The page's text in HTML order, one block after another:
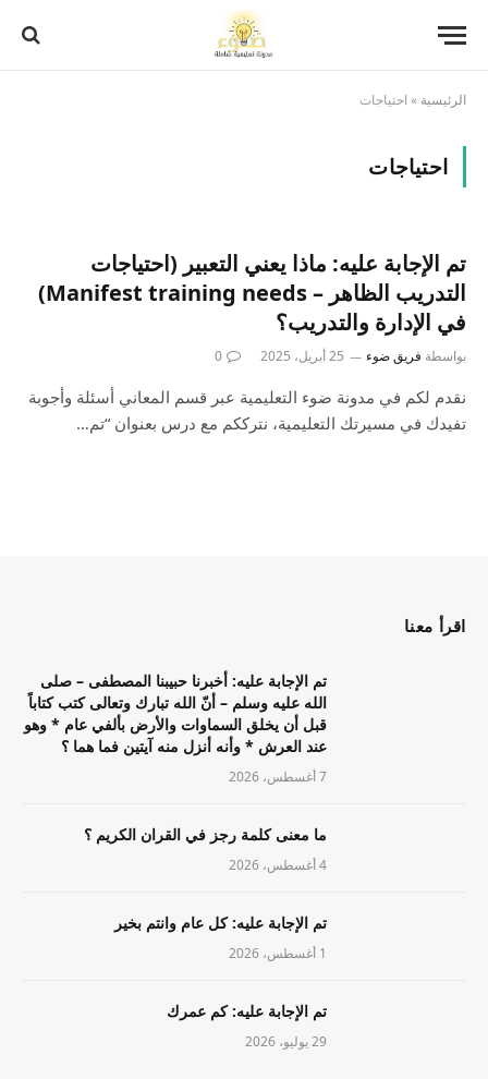
الرئيسية » احتياجات
احتياجات
تم الإجابة عليه: ماذا يعني التعبير (احتياجات
التدريب الظاهر – Manifest training needs)
في الإدارة والتدريب؟
بواسطة فريق ضوء 25 أبريل، 2025 0
نقدم لكم في مدونة ضوء التعليمية عبر قسم المعاني أسئلة وأجوبة
تفيدك في مسيرتك التعليمية، نترككم مع درس بعنوان “تم…
اقرأ معنا
تم الإجابة عليه: أخبرنا حبيبنا المصطفى – صلى
الله عليه وسلم – أنّ الله تبارك وتعالى كتب كتاباً
قبل أن يخلق السماوات والأرض بألفي عام * وهو
عند العرش * وأنه أنزل منه آيتين فما هما ؟
7 أغسطس، 2026
ما معنى كلمة رجز في القران الكريم ؟
4 أغسطس، 2026
تم الإجابة عليه: كل عام وانتم بخير
1 أغسطس، 2026
تم الإجابة عليه: كم عمرك
29 يوليو، 2026